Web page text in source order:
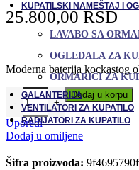
KUPATILSKI NAMEŠTAJ I
LAVABO SA
OGLEDALA ZA
ORMARIĆI ZA
GALANTERIJA
VENTILATORI ZA KUPATILO
RADIJATORI ZA KUPATILO
25.800,00RSD
Moderna baterija kockastog
Dodaj u korpu
Uporedi
Dodaj u omiljene
Šifra proizvoda: